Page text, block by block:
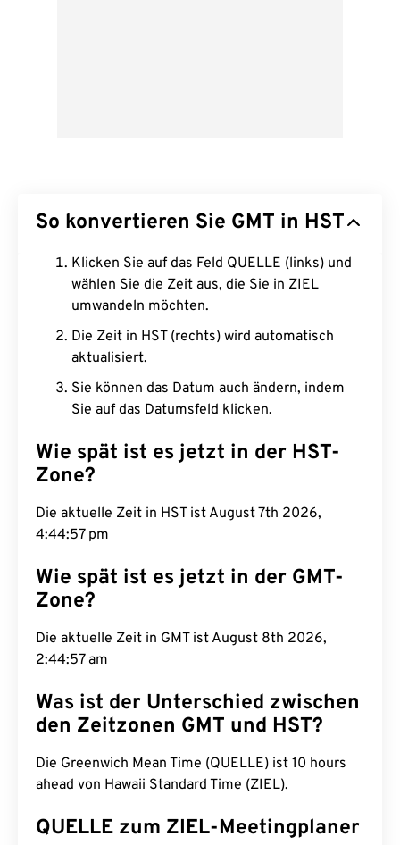
So konvertieren Sie GMT in HST
Klicken Sie auf das Feld QUELLE (links) und
wählen Sie die Zeit aus, die Sie in ZIEL
umwandeln möchten.
Die Zeit in HST (rechts) wird automatisch
aktualisiert.
Sie können das Datum auch ändern, indem
Sie auf das Datumsfeld klicken.
Wie spät ist es jetzt in der HST-
Zone?
Die aktuelle Zeit in HST ist August 7th 2026,
4:44:58 pm
Wie spät ist es jetzt in der GMT-
Zone?
Die aktuelle Zeit in GMT ist August 8th 2026,
2:44:58 am
Was ist der Unterschied zwischen
den Zeitzonen GMT und HST?
Die Greenwich Mean Time (QUELLE) ist 10 hours
ahead von Hawaii Standard Time (ZIEL).
QUELLE zum ZIEL-Meetingplaner